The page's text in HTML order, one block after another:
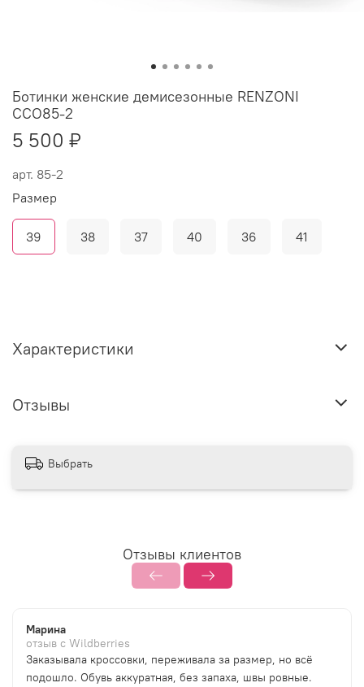
арт. 85-2
Ботинки женские демисезонные RENZONI
СCO85-2
5 500 ₽
Размер
39 38 37 40 36 41
Характеристики
Отзывы
Выбрать
Отзывы клиентов
Марина
отзыв с Wildberries
Заказывала кроссовки, переживала за размер, но всё
подошло. Обувь аккуратная, без запаха, швы ровные.